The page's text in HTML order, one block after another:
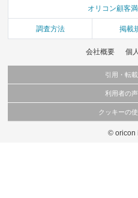
オリコン顧客
調査方法 掲載
会社概要 個
引用・転
当サイトで公開されている情報（文字、写
これらの情報を権利者の許可なく無断転載
利用者の
当サイトに掲載している内容はすべてサー
弊社の見解・ 意見ではないことをご理解いた
クッキーの
このサイトでは Cookie を使用して、ユーザ
© oricon